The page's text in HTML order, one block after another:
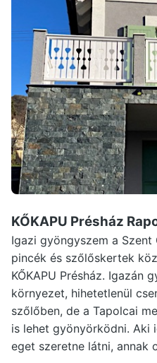
KŐKAPU Présház
Igazi gyöngyszem a
pincék és szőlőskertek
KŐKAPU Présház. Igazán
környezet, hihetetlenül
szőlőben, de a Tapolcai
is lehet gyönyörködni. Aki
eget szeretne látni, annak